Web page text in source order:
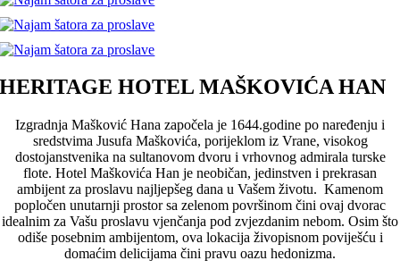
HERITAGE HOTEL MAŠKOVIĆA HAN
Izgradnja Mašković Hana započela je 1644.godine po naređenju i
sredstvima Jusufa Maškovića, porijeklom iz Vrane, visokog
dostojanstvenika na sultanovom dvoru i vrhovnog admirala turske
flote. Hotel Maškovića Han je neobičan, jedinstven i prekrasan
ambijent za proslavu najljepšeg dana u Vašem životu. Kamenom
popločen unutarnji prostor sa zelenom površinom čini ovaj dvorac
idealnim za Vašu proslavu vjenčanja pod zvjezdanim nebom. Osim što
odiše posebnim ambijentom, ova lokacija živopisnom poviješću i
domaćim delicijama čini pravu oazu hedonizma.